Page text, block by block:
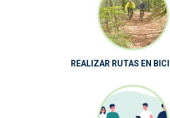
REALIZAR RUTAS EN